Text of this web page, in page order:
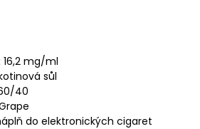
mg/ml
sůl
40
do elektronických cigaret